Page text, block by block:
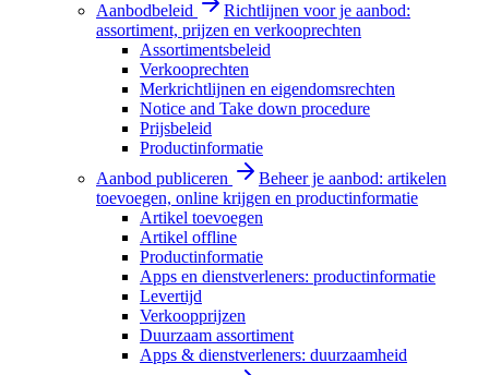
Aanbodbeleid
Richtlijnen voor je aanbod:
assortiment, prijzen en verkooprechten
Assortimentsbeleid
Verkooprechten
Merkrichtlijnen en eigendomsrechten
Notice and Take down procedure
Prijsbeleid
Productinformatie
Aanbod publiceren
Beheer je aanbod: artikelen
toevoegen, online krijgen en productinformatie
Artikel toevoegen
Artikel offline
Productinformatie
Apps en dienstverleners: productinformatie
Levertijd
Verkoopprijzen
Duurzaam assortiment
Apps & dienstverleners: duurzaamheid